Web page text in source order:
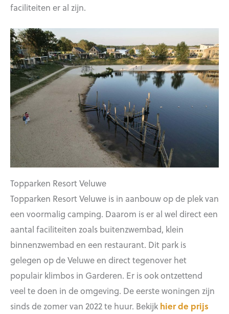
faciliteiten er al zijn.
Topparken Resort Veluwe
Topparken Resort Veluwe is in aanbouw op de plek van
een voormalig camping. Daarom is er al wel direct een
aantal faciliteiten zoals buitenzwembad, klein
binnenzwembad en een restaurant. Dit park is
gelegen op de Veluwe en direct tegenover het
populair klimbos in Garderen. Er is ook ontzettend
veel te doen in de omgeving. De eerste woningen zijn
sinds de zomer van 2022 te huur. Bekijk hier de prijs